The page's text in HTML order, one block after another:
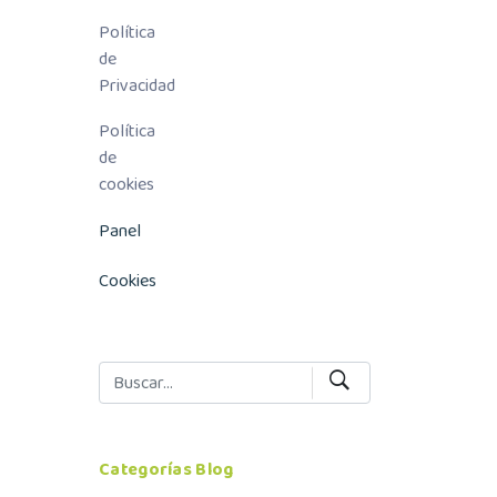
Política
de
Privacidad
Política
de
cookies
Panel
Cookies
Categorías Blog